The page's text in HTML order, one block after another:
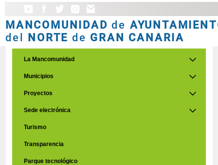
MANCOMUNIDAD de
del NORTE de GRAN CANARIA
La Mancomunidad
Municipios
Proyectos
Sede electrónica
Turismo
Transparencia
Parque tecnológico